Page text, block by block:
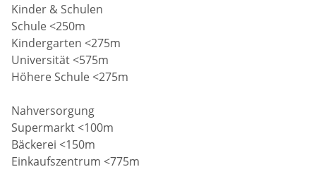
Kinder & Schulen
Schule <250m
Kindergarten <275m
Universität <575m
Höhere Schule <275m
Nahversorgung
Supermarkt <100m
Bäckerei <150m
Einkaufszentrum <775m